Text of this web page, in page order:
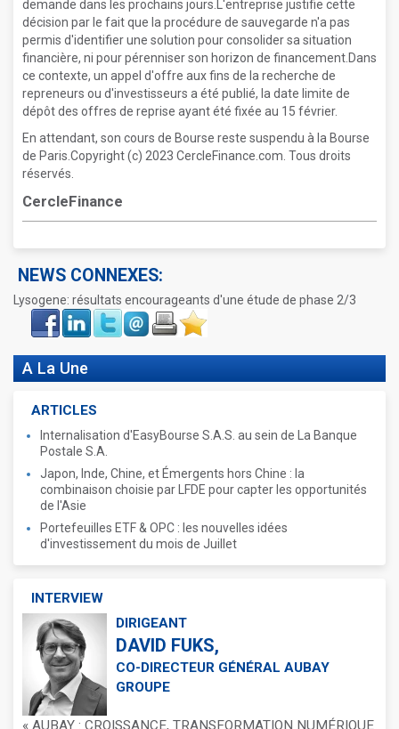
demande dans les prochains jours.L'entreprise justifie cette
décision par le fait que la procédure de sauvegarde n'a pas
permis d'identifier une solution pour consolider sa situation
financière, ni pour pérenniser son horizon de financement.Dans
ce contexte, un appel d'offre aux fins de la recherche de
repreneurs ou d'investisseurs a été publié, la date limite de
dépôt des offres de reprise ayant été fixée au 15 février.
En attendant, son cours de Bourse reste suspendu à la Bourse
de Paris.Copyright (c) 2023 CercleFinance.com. Tous droits
réservés.
CercleFinance
NEWS CONNEXES:
Lysogene: résultats encourageants d'une étude de phase 2/3
Face
book
LinkIn Twitter Envoyer ImprimerFavoris
A La Une
ARTICLES
Internalisation d'EasyBourse S.A.S. au sein de La Banque
Postale S.A.
Japon, Inde, Chine, et Émergents hors Chine : la
combinaison choisie par LFDE pour capter les opportunités
de l'Asie
Portefeuilles ETF & OPC : les nouvelles idées
d'investissement du mois de Juillet
INTERVIEW
DIRIGEANT
DAVID FUKS,
CO-DIRECTEUR GÉNÉRAL AUBAY
GROUPE
« AUBAY : CROISSANCE, TRANSFORMATION NUMÉRIQUE